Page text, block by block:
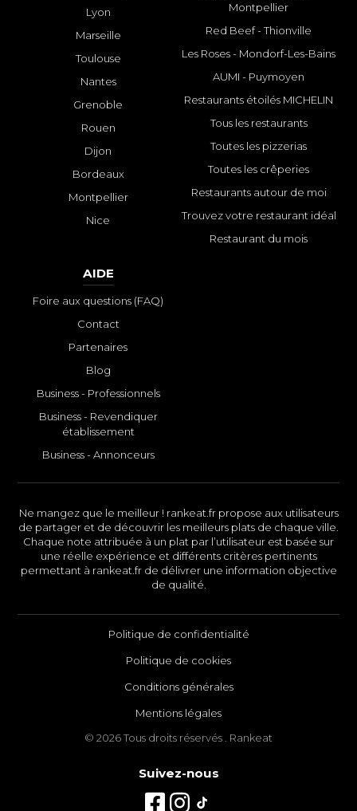
Lyon
Marseille
Toulouse
Nantes
Grenoble
Rouen
Dijon
Bordeaux
Montpellier
Nice
Montpellier
Red Beef - Thionville
Les Roses - Mondorf-Les-Bains
AUMI - Puymoyen
Restaurants étoilés MICHELIN
Tous les restaurants
Toutes les pizzerias
Toutes les crêperies
Restaurants autour de moi
Trouvez votre restaurant idéal
Restaurant du mois
AIDE
Foire aux questions (FAQ)
Contact
Partenaires
Blog
Business - Professionnels
Business - Revendiquer
établissement
Business - Annonceurs
Ne mangez que le meilleur ! rankeat.fr propose aux utilisateurs
de partager et de découvrir les meilleurs plats de chaque ville.
Chaque note attribuée à un plat par l’utilisateur est basée sur
une réelle expérience et différents critères pertinents
permettant à rankeat.fr de délivrer une information objective
de qualité.
Politique de confidentialité
Politique de cookies
Conditions générales
Mentions légales
© 2026 Tous droits réservés . Rankeat
Suivez-nous